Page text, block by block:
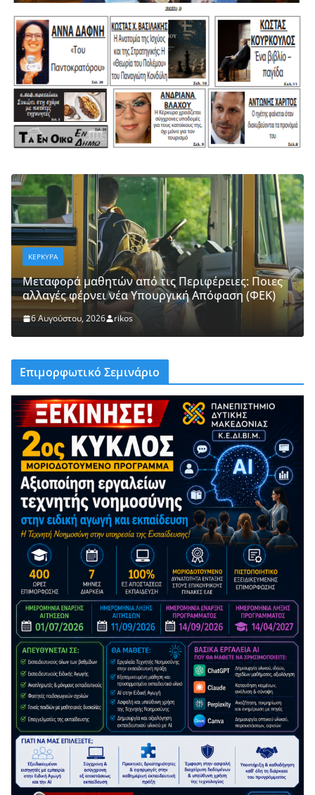
ΚΕΡΚΥΡΑ
Mεταφορά μαθητών από τις Περιφέρειες: Ποιες
αλλαγές φέρνει νέα Υπουργική Απόφαση (ΦΕΚ)
6 Αυγούστου, 2026 rikos
Επιμορφωτικό Σεμινάριο